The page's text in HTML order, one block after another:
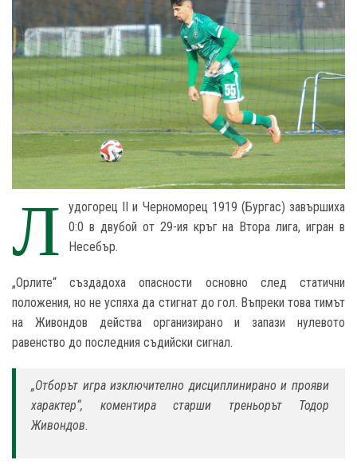
Л
удогорец II и Черноморец 1919 (Бургас) завършиха
0:0 в двубой от 29-ия кръг на Втора лига, игран в
Несебър.
„Орлите“ създадоха опасности основно след статични
положения, но не успяха да стигнат до гол. Въпреки това тимът
на Живондов действа организирано и запази нулевото
равенство до последния съдийски сигнал.
„Отборът игра изключително дисциплинирано и прояви
характер“, коментира старши треньорът Тодор
Живондов.